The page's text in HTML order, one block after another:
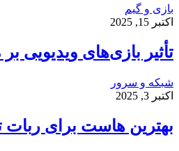
بازی و گیم
اکتبر 15, 2025
تأثیر بازی‌های
شبکه و سرور
اکتبر 3, 2025
بهترین هاست برای ربات